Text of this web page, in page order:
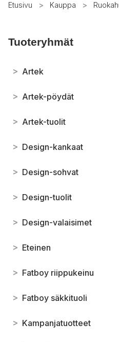
Etusivu > Kauppa >
Tuoteryhmät
> Artek
> Artek-pöydät
> Artek-tuolit
> Design-kankaat
> Design-sohvat
> Design-tuolit
> Design-valaisimet
> Eteinen
> Fatboy riippukeinu
> Fatboy säkkituoli
> Kampanjatuotteet